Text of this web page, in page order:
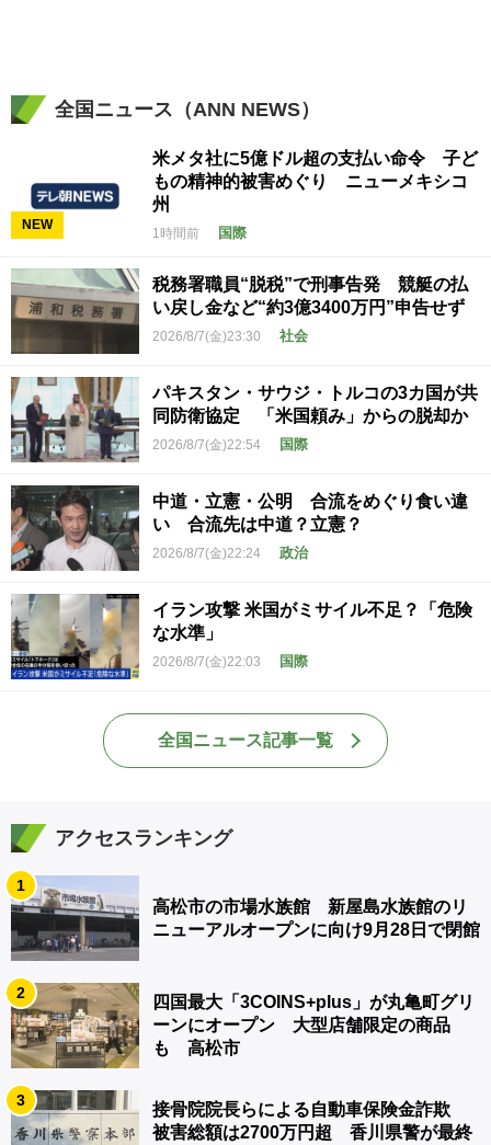
全国ニュース（ANN NEWS）
NEW
米メタ社に5億ドル超の支払い命令 子ど
もの精神的被害めぐり ニューメキシコ
州
1時間前 国際
税務署職員“脱税”で刑事告発 競艇の払
い戻し金など“約3億3400万円”申告せず
2026/8/7(金)23:30 社会
パキスタン・サウジ・トルコの3カ国が共
同防衛協定 「米国頼み」からの脱却か
2026/8/7(金)22:54 国際
中道・立憲・公明 合流をめぐり食い違
い 合流先は中道？立憲？
2026/8/7(金)22:24 政治
イラン攻撃 米国がミサイル不足？「危険
な水準」
2026/8/7(金)22:03 国際
全国ニュース記事一覧
アクセスランキング
1
高松市の市場水族館 新屋島水族館のリ
ニューアルオープンに向け9月28日で閉館
2
四国最大「3COINS+plus」が丸亀町グリ
ーンにオープン 大型店舗限定の商品
も 高松市
3
接骨院院長らによる自動車保険金詐欺
被害総額は2700万円超 香川県警が最終